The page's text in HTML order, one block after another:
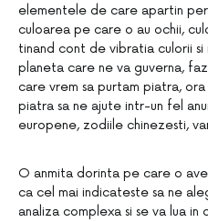
elementele de care apartin
culoarea pe care o au ochii,
tinand cont de vibratia culorii
planeta care ne va guverna,
care vrem sa purtam piatra,
piatra sa ne ajute intr-un fel
europene, zodiile chinezesti,
O anmita dorinta pe care o
ca cel mai indicateste sa ne
analiza complexa si se va lua in